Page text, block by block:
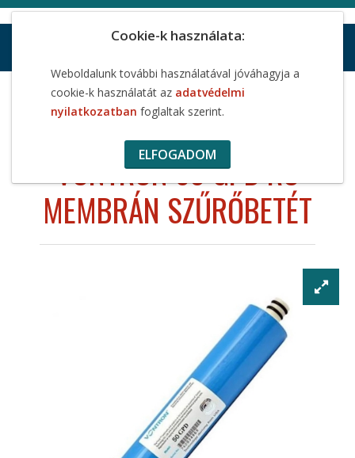
Cookie-k használata:
Weboldalunk további használatával jóváhagyja a
cookie-k használatát az adatvédelmi
nyilatkozatban foglaltak szerint.
ELFOGADOM
Víztisztító szűrőbetétek, töltetek
Fordított Ozmózis membránok
Vontron 50 GPD RO membrán szűrőbetét
VONTRON 50 GPD RO
MEMBRÁN SZŰRŐBETÉT